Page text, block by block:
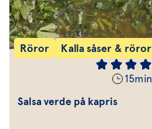
Röror Kalla såser & röror
15min
Salsa verde på kapris